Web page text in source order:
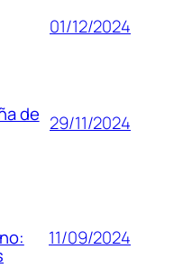
01/12/2024
de 29/11/2024
11/09/2024